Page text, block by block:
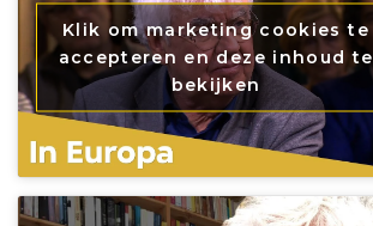
Klik om marketing cookies te
accepteren en deze inhoud te
bekijken